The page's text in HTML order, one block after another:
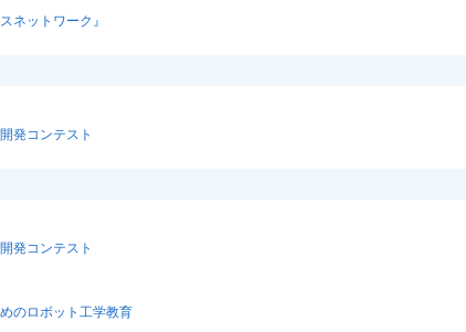
ネットワーク』
発コンテスト
発コンテスト
のロボット工学教育